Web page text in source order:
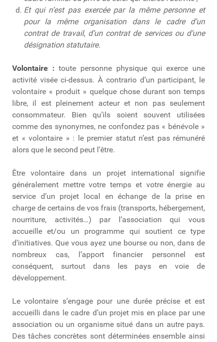
Et qui n’est pas exercée par la même personne et
pour la même organisation dans le cadre d’un
contrat de travail, d’un contrat de services ou d’une
désignation statutaire.
Volontaire : toute personne physique qui exerce une
activité visée ci-dessus. À contrario d’un participant, le
volontaire « produit » quelque chose durant son temps
libre, il est pleinement acteur et non pas seulement
consommateur. Bien qu’ils soient souvent utilisées
comme des synonymes, ne confondez pas « bénévole »
et « volontaire » : le premier statut n’est pas rémunéré
alors que le second peut l’être.
Être volontaire dans un projet international signifie
généralement mettre votre temps et votre énergie au
service d’un projet local en échange de la prise en
charge de certains de vos frais (transports, hébergement,
nourriture, activités…) par l’association qui vous
accueille et/ou un programme qui soutient ce type
d’initiatives. Que vous ayez une bourse ou non, dans de
nombreux cas, l’apport financier personnel est
conséquent, surtout dans les pays en voie de
développement.
Le volontaire s’engage pour une durée précise et est
accueilli dans le cadre d’un projet mis en place par une
association ou un organisme situé dans un autre pays.
Des tâches concrètes sont déterminées ensemble ainsi